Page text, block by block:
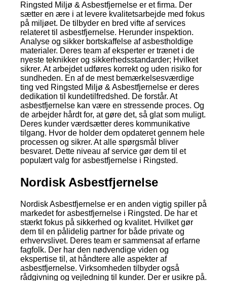
Ringsted Miljø & Asbestfjernelse er et firma. Der
sætter en ære i at levere kvalitetsarbejde med fokus
på miljøet. De tilbyder en bred vifte af services
relateret til asbestfjernelse. Herunder inspektion.
Analyse og sikker bortskaffelse af asbestholdige
materialer. Deres team af eksperter er trænet i de
nyeste teknikker og sikkerhedsstandarder; Hvilket
sikrer. At arbejdet udføres korrekt og uden risiko for
sundheden. En af de mest bemærkelsesværdige
ting ved Ringsted Miljø & Asbestfjernelse er deres
dedikation til kundetilfredshed. De forstår. At
asbestfjernelse kan være en stressende proces. Og
de arbejder hårdt for, at gøre det, så glat som muligt.
Deres kunder værdsætter deres kommunikative
tilgang. Hvor de holder dem opdateret gennem hele
processen og sikrer. At alle spørgsmål bliver
besvaret. Dette niveau af service gør dem til et
populært valg for asbestfjernelse i Ringsted.
Nordisk Asbestfjernelse
Nordisk Asbestfjernelse er en anden vigtig spiller på
markedet for asbestfjernelse i Ringsted. De har et
stærkt fokus på sikkerhed og kvalitet. Hvilket gør
dem til en pålidelig partner for både private og
erhvervslivet. Deres team er sammensat af erfarne
fagfolk. Der har den nødvendige viden og
ekspertise til, at håndtere alle aspekter af
asbestfjernelse. Virksomheden tilbyder også
rådgivning og vejledning til kunder. Der er usikre på.